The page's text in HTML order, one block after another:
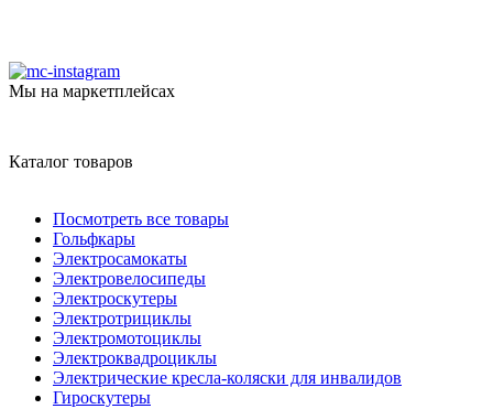
Мы на маркетплейсах
Каталог товаров
Посмотреть все товары
Гольфкары
Электросамокаты
Электровелосипеды
Электроскутеры
Электротрициклы
Электромотоциклы
Электроквадроциклы
Электрические кресла-коляски для инвалидов
Гироскутеры